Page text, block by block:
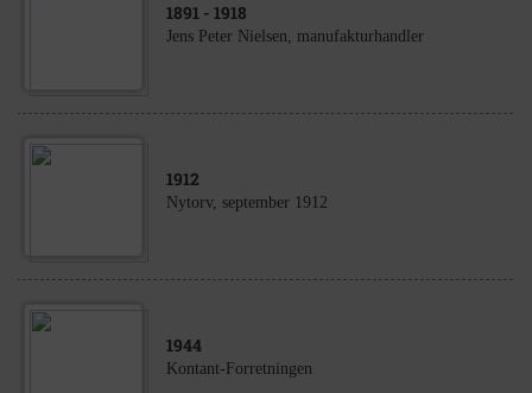
1891 - 1918
Jens Peter Nielsen, manufakturhandler
1912
Nytorv, september 1912
1944
Kontant-Forretningen